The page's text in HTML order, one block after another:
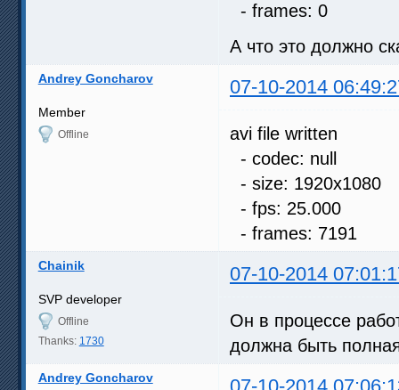
- frames: 0
А что это должно
Andrey Goncharov 07-10-2014
Member
Offline
avi file written
- codec: null
- size: 1920x1080
- fps: 25.000
- frames: 7191
Chainik 07-10-2014
SVP developer
Offline
Thanks: 1730
Он в процессе
должна быть
Andrey Goncharov